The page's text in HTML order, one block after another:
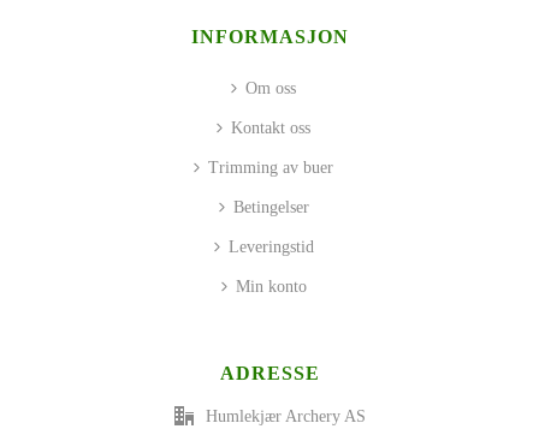
INFORMASJON
Om oss
Kontakt oss
Trimming av buer
Betingelser
Leveringstid
Min konto
ADRESSE
Humlekjær Archery AS